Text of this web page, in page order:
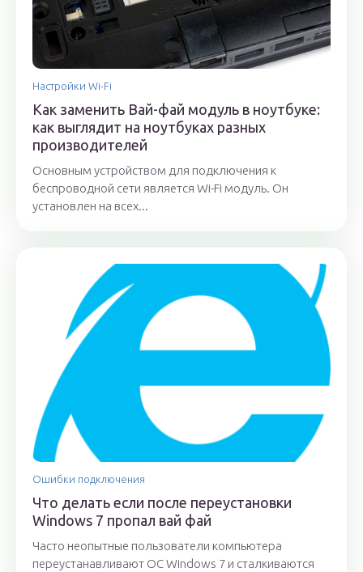
Настройки Wi-Fi
Как заменить Вай-фай модуль в ноутбуке:
как выглядит на ноутбуках разных
производителей
Основным устройством для подключения к
беспроводной сети является Wi-Fi модуль. Он
установлен на всех...
Ошибки подключения
Что делать если после переустановки
Windows 7 пропал вай фай
Часто неопытные пользователи компьютера
переустанавливают ОС Windows 7 и сталкиваются